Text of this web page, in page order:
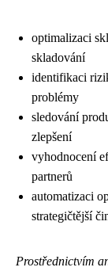
optimalizaci
skladování
identifikaci
problémy
sledování
zlepšení
vyhodnocení
partnerů
automatizaci
strategičtější
Prostřednictvím